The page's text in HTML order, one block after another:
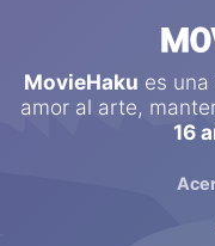
MovieHaku es
amor al arte,
16